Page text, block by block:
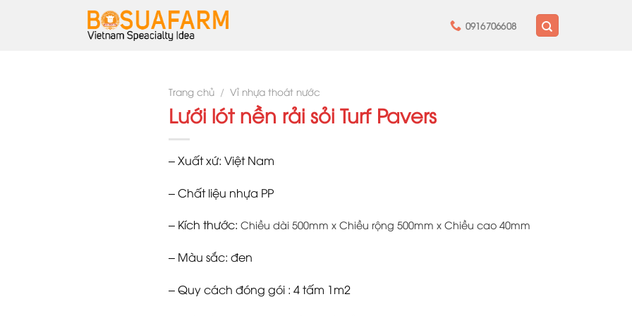
0916706608
Trang chủ / Vỉ nhựa thoát nước
Lưới lót nền rải sỏi Turf Pavers
– Xuất xứ: Việt Nam
– Chất liệu nhựa PP
– Kích thước: Chiều dài 500mm x Chiều rộng 500mm x Chiều cao 40mm
– Màu sắc: đen
– Quy cách đóng gói : 4 tấm 1m2